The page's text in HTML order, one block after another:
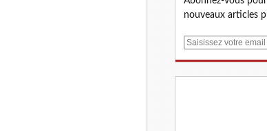
nouveaux articles
E